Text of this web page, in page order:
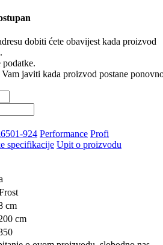
dobiti ćete obavijest kada proizvod
podatke.
javiti kada proizvod postane
924 Performance Profi
specifikacije Upit o proizvodu
cm
cm